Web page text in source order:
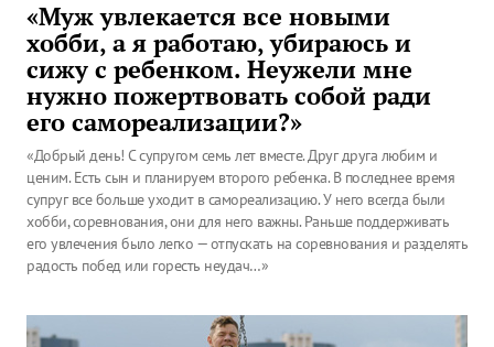
«Муж увлекается все новыми
хобби, а я работаю, убираюсь и
сижу с ребенком. Неужели мне
нужно пожертвовать собой ради
его самореализации?»
«Добрый день! С супругом семь лет вместе. Друг друга любим и
ценим. Есть сын и планируем второго ребенка. В последнее время
супруг все больше уходит в самореализацию. У него всегда были
хобби, соревнования, они для него важны. Раньше поддерживать
его увлечения было легко — отпускать на соревнования и разделять
радость побед или горесть неудач…»